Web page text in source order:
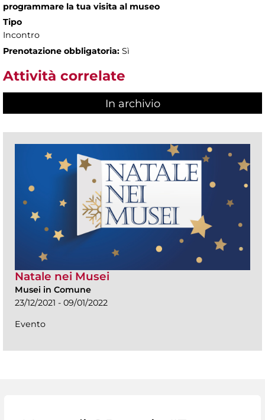
programmare la tua visita al museo
Tipo
Incontro
Prenotazione obbligatoria: Sì
Attività correlate
In archivio
Natale nei Musei
Musei in Comune
23/12/2021 - 09/01/2022
Evento